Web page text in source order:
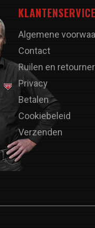
KLANTENSERVICE
Algemene
Contact
Ruilen en
Privacy
Betalen
Cookiebeleid
Verzenden